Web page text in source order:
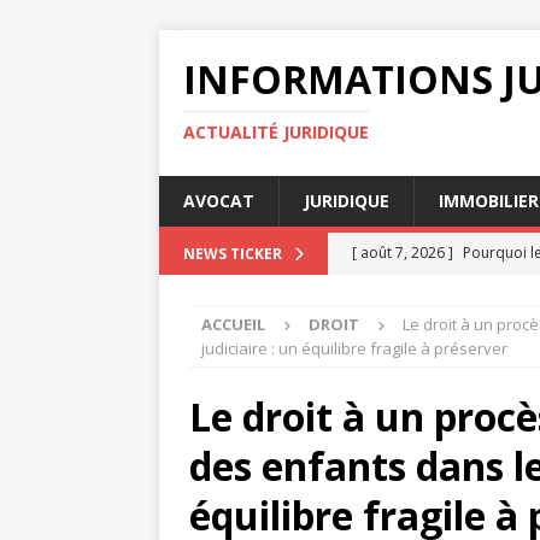
INFORMATIONS
ACTUALITÉ JURIDIQUE
AVOCAT JURIDIQUE IMMOBILIER
NEWS TICKER [ août 7, 2026 ] Pourquoi
[ août 4, 2026 ] Comment
[ août 4, 2026 ]
[ août 3, 2026 ] Délai
[ août 8, 2026 ]
La force
ACCUEIL DROIT
Le droit à un
judiciaire : un équilibre fragile à préserver
Le droit à un
des enfants dans
équilibre fragile à